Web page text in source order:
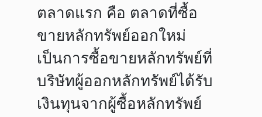
ตลาดแรก คือ ตลาดที่ซื้อ
ขายหลักทรัพย์ออกใหม่
เป็นการซื้อขายหลักทรัพย์ที่
บริษัทผู้ออกหลักทรัพย์ได้รับ
เงินทุนจากผู้ซื้อหลักทรัพย์